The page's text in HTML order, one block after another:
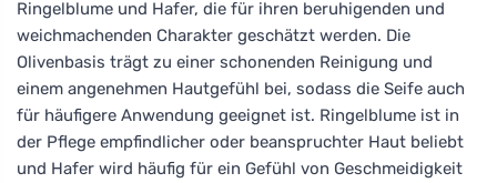
Ringelblume und Hafer, die für ihren beruhigenden und
weichmachenden Charakter geschätzt werden. Die
Olivenbasis trägt zu einer schonenden Reinigung und
einem angenehmen Hautgefühl bei, sodass die Seife auch
für häufigere Anwendung geeignet ist. Ringelblume ist in
der Pflege empfindlicher oder beanspruchter Haut beliebt
und Hafer wird häufig für ein Gefühl von Geschmeidigkeit